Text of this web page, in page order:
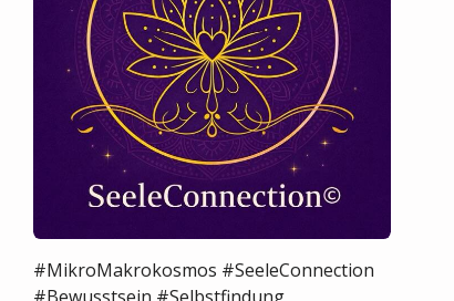
#MikroMakrokosmos #SeeleConnection